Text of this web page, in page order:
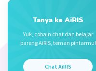
Tanya ke AiRIS
Yuk, cobain chat dan belajar
bareng AiRIS, teman pintarmu!
Chat AiRIS